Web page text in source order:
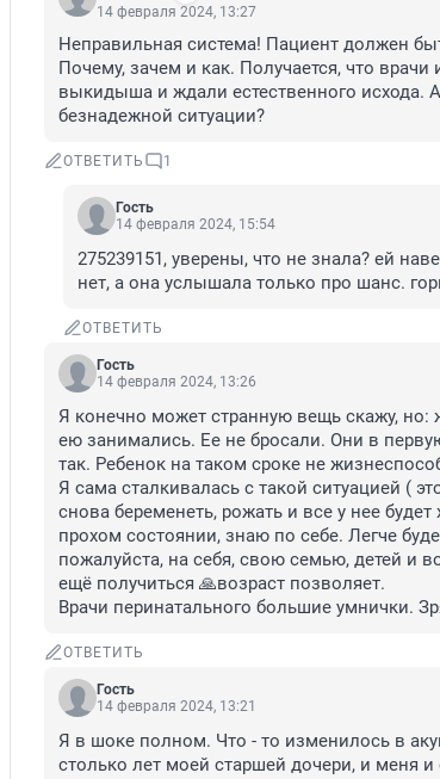
14 февраля 2024, 13:27
Неправильная система! Пациент должен
Почему, зачем и как. Получается, что
выкидыша и ждали естественного исхода.
безнадежной ситуации?
ОТВЕТИТЬ 1
Гость
14 февраля 2024, 15:54
275239151, уверены, что не знала? ей
нет, а она услышала только про шанс.
ОТВЕТИТЬ
Гость
14 февраля 2024, 13:26
Я конечно может странную вещь скажу,
ею занимались. Ее не бросали. Они в
так. Ребенок на таком сроке не
Я сама сталкивалась с такой ситуацией (
снова беременеть, рожать и все у нее
прохом состоянии, знаю по себе. Легче
пожалуйста, на себя, свою семью, детей и
ещё получиться 🙏возраст позволяет.
Врачи перинатального большие умнички.
ОТВЕТИТЬ
Гость
14 февраля 2024, 13:21
Я в шоке полном. Что - то изменилось в
столько лет моей старшей дочери, и меня